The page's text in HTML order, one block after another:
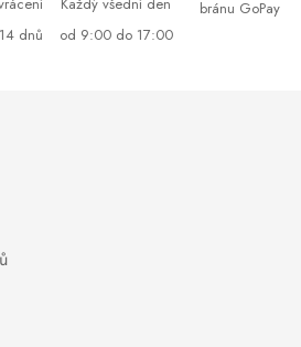
dnů
Každý všední den
od 9:00 do 17:00
bránu GoPay